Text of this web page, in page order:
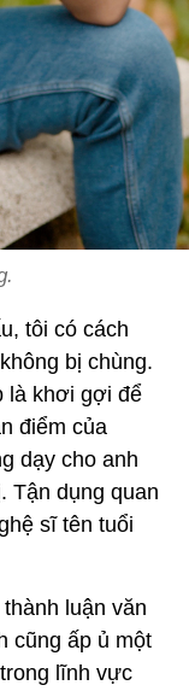
tôi có cách
bị chùng.
là khơi gợi để
điểm của
dạy cho anh
Tận dụng quan
sĩ tên tuổi
luận văn
cũng ấp ủ một
lĩnh vực